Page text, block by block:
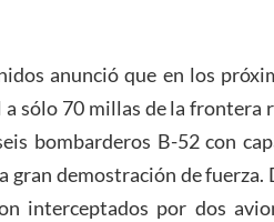
anunció que en los
sólo 70 millas de la frontera
bombarderos B-52 con
gran demostración de fuerza.
interceptados por dos